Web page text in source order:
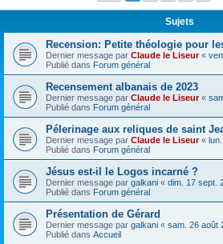
Sujets
Recension: Petite théologie pour
Dernier message par Claude le Liseur«
Publié dans Forum général
Recensement albanais de 2023
Dernier message par Claude le Liseur«
Publié dans Forum général
Pélerinage aux reliques de saint
Dernier message par Claude le Liseur«
Publié dans Forum général
Jésus est-il le Logos incarné ?
Dernier message par galkani « dim. 17 sept.
Publié dans Forum général
Présentation de Gérard
Dernier message par galkani « sam. 26 août
Publié dans Accueil